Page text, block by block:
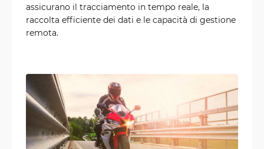
assicurano il tracciamento in tempo reale, la
raccolta efficiente dei dati e le capacità di gestione
remota.